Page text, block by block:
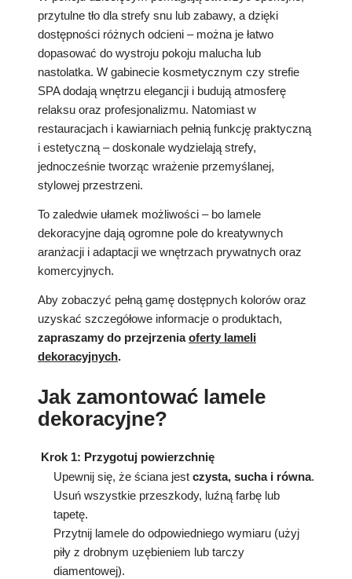
przytulne tło dla strefy snu lub zabawy, a dzięki
dostępności różnych odcieni – można je łatwo
dopasować do wystroju pokoju malucha lub
nastolatka. W gabinecie kosmetycznym czy strefie
SPA dodają wnętrzu elegancji i budują atmosferę
relaksu oraz profesjonalizmu. Natomiast w
restauracjach i kawiarniach pełnią funkcję praktyczną
i estetyczną – doskonale wydzielają strefy,
jednocześnie tworząc wrażenie przemyślanej,
stylowej przestrzeni.
To zaledwie ułamek możliwości – bo lamele
dekoracyjne dają ogromne pole do kreatywnych
aranżacji i adaptacji we wnętrzach prywatnych oraz
komercyjnych.
Aby zobaczyć pełną gamę dostępnych kolorów oraz
uzyskać szczegółowe informacje o produktach,
zapraszamy do przejrzeniaoferty lameli
dekoracyjnych.
Jak zamontować lamele
dekoracyjne?
Krok 1: Przygotuj powierzchnię
Upewnij się, że ściana jest czysta, sucha i równa.
Usuń wszystkie przeszkody, luźną farbę lub
tapetę.
Przytnij lamele do odpowiedniego wymiaru (użyj
piły z drobnym uzębieniem lub tarczy
diamentowej).